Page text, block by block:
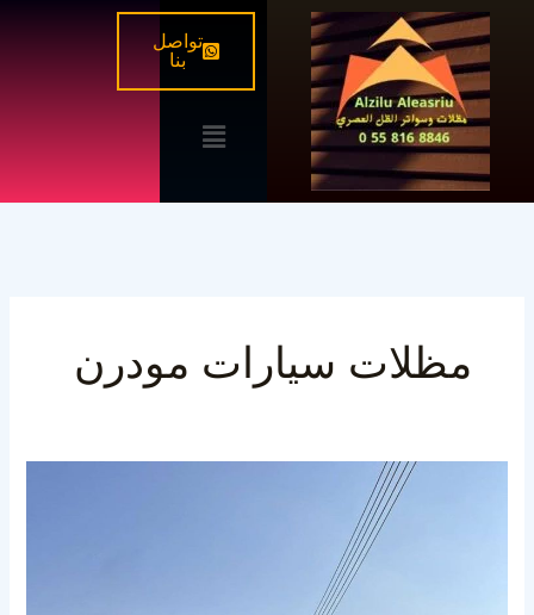
تخطي
المحتوى
تواصل
بنا
القائمة
مظلات سيارات مودرن